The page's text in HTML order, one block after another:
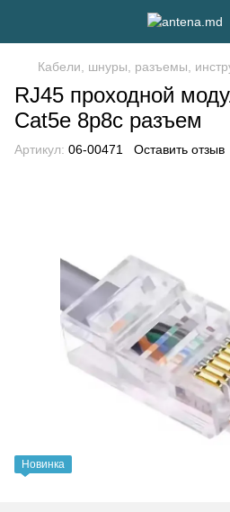
Кабели, шнуры, разъемы,
RJ45 проходной
Cat5e 8p8c разъем
Артикул: 06-00471 Оставить отзыв
Новинка